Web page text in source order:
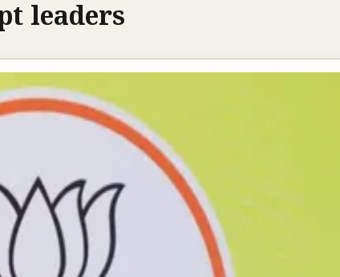
leaders